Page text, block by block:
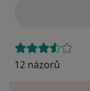
12 názorů